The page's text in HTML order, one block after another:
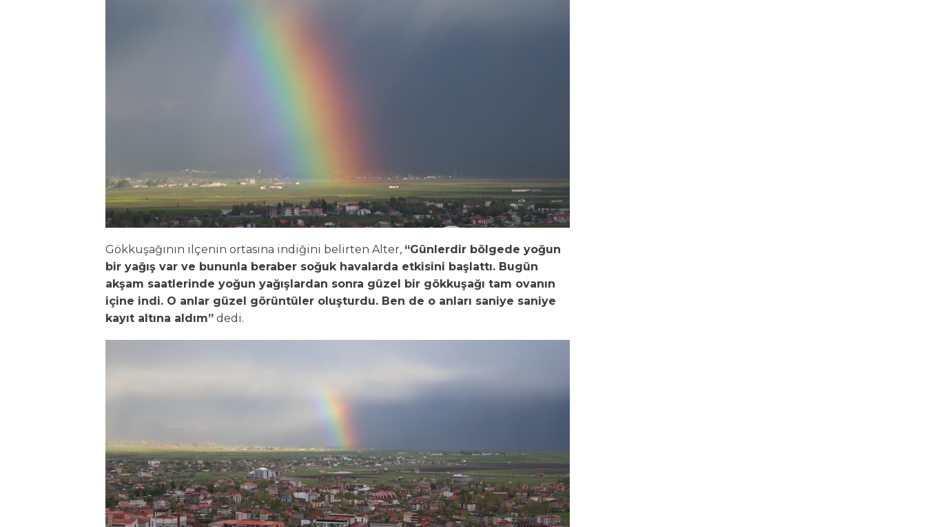
Gökkuşağının ilçenin ortasına indiğini belirten Alter, “Günlerdir bölgede yoğun
bir yağış var ve bununla beraber soğuk havalarda etkisini başlattı. Bugün
akşam saatlerinde yoğun yağışlardan sonra güzel bir gökkuşağı tam ovanın
içine indi. O anlar güzel görüntüler oluşturdu. Ben de o anları saniye saniye
kayıt altına aldım” dedi.